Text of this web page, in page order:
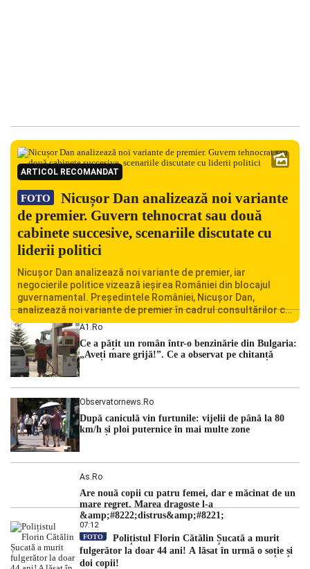
ARTICOL RECOMANDAT
FOTO
Nicușor Dan analizează noi variante
de premier. Guvern tehnocrat sau două
cabinete succesive, scenariile discutate cu
liderii politici
Nicușor Dan analizează noi variante de premier, iar
negocierile politice vizează ieșirea României din blocajul
guvernamental. Președintele României, Nicușor Dan,
analizează noi variante de premier în cadrul consultărilor cu
liderii politici. Ciprian Ciucu vorbește despre scenariul unui
guvern tehnocrat și despre posibilitatea a două cabinete
succesive. Nicușor Dan analizează noi variante de premier
România traversează […]
A1.ro
Ce a pățit un român într-o benzinărie din Bulgaria:
„Aveți mare grijă!”. Ce a observat pe chitanță
Observatornews.ro
După caniculă vin furtunile: vijelii de până la 80
km/h și ploi puternice în mai multe zone
As.ro
Are nouă copii cu patru femei, dar e măcinat de un
mare regret. Marea dragoste l-a
&amp;#8222;distrus&amp;#8221;
07:12
FOTO
Polițistul Florin Cătălin Șucată a murit
fulgerător la doar 44 ani! A lăsat în urmă o soție și
doi copii!